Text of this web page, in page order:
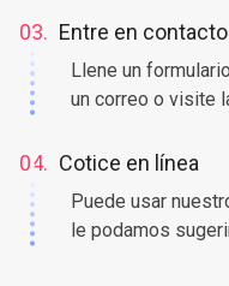
03. Entre en contacto
Llene un
un correo o visite
04. Cotice en línea
Puede usar
le podamos